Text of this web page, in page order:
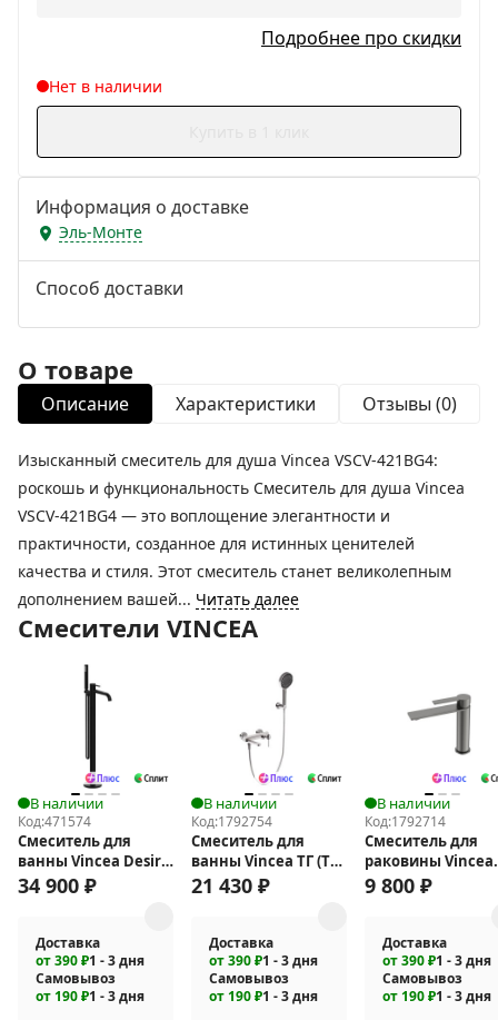
Подробнее про скидки
Нет в наличии
Информация о доставке
Эль-Монте
Способ доставки
О товаре
Описание Характеристики Отзывы (0)
Изысканный смеситель для душа Vincea VSCV-421BG4:
роскошь и функциональность Смеситель для душа Vincea
VSCV-421BG4 — это воплощение элегантности и
практичности, созданное для истинных ценителей
качества и стиля. Этот смеситель станет великолепным
дополнением вашей... Читать далее
Смесители VINCEA
В наличии
Код:471574
Смеситель для
ванны Vincea Desire
VTF-1DMB
34 900 ₽
Доставка
от 390 ₽1 - 3 дня
Самовывоз
от 190 ₽1 - 3 дня
В наличии
Код:1792754
Смеситель для
ванны Vincea ТГ (TG)
VTFW-5TG2CH
21 430 ₽
Доставка
от 390 ₽1 - 3 дня
Самовывоз
от 190 ₽1 - 3 дня
В наличии
Код:1792714
Смеситель для
раковины Vincea
Линеа (Linea)
9 800 ₽
Доставка
от 390 ₽1 - 3 дня
Самовывоз
от 190 ₽1 - 3 дня